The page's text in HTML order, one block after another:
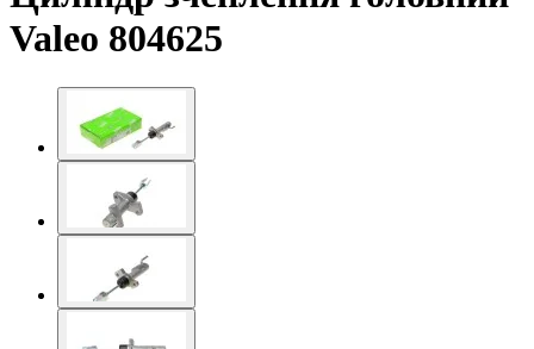
Valeo 804625